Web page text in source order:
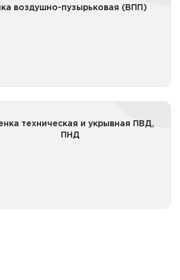
воздушно-пузырьковая (ВПП)
техническая и укрывная ПВД,
ПНД
техническая ПВД, ПНД вторичная